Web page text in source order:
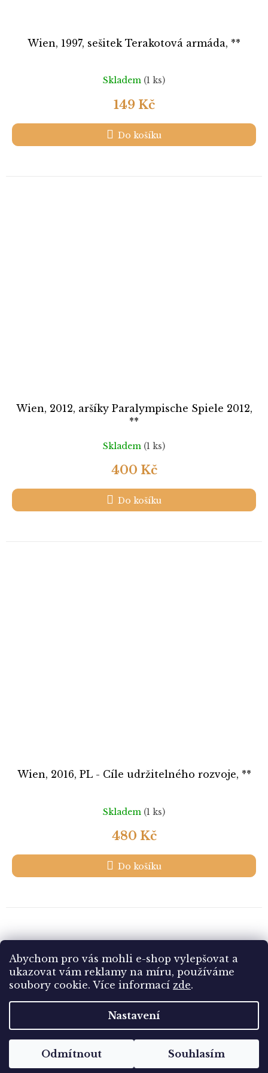
Abychom pro vás mohli e-shop vylepšovat a
ukazovat vám reklamy na míru, používáme
soubory cookie. Více informací zde.
Nastavení
Odmítnout Souhlasím
Wien, 1997, sešitek Terakotová armáda, **
Skladem (1 ks)
149 Kč
Do košíku
Wien, 2012, aršíky Paralympische Spiele 2012,
**
Skladem (1 ks)
400 Kč
Do košíku
Wien, 2016, PL - Cíle udržitelného rozvoje, **
Skladem (1 ks)
480 Kč
Do košíku
O
v
l
d
a
c
í
20položek celkem
Copyright 2026Sbírám.cz. Všechna práva vyhrazena.
Upravit nastavení cookies